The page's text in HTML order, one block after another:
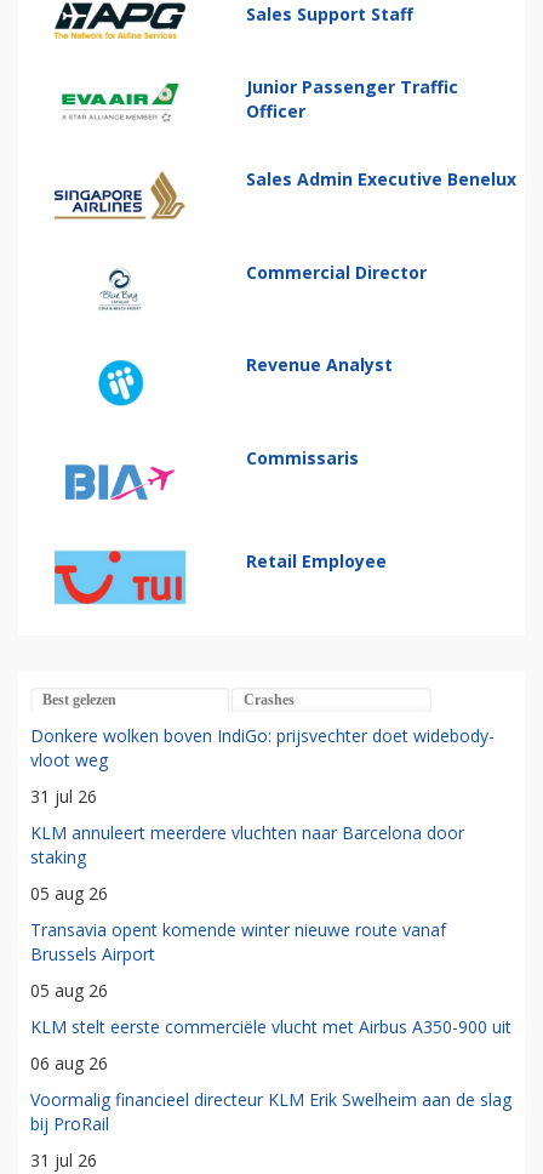
Sales Support Staff
Junior Passenger Traffic
Officer
Sales Admin Executive Benelux
Commercial Director
Revenue Analyst
Commissaris
Retail Employee
Best gelezen Crashes
Donkere wolken boven IndiGo: prijsvechter doet widebody-
vloot weg
31 jul 26
KLM annuleert meerdere vluchten naar Barcelona door
staking
05 aug 26
Transavia opent komende winter nieuwe route vanaf
Brussels Airport
05 aug 26
KLM stelt eerste commerciële vlucht met Airbus A350-900 uit
06 aug 26
Voormalig financieel directeur KLM Erik Swelheim aan de slag
bij ProRail
31 jul 26